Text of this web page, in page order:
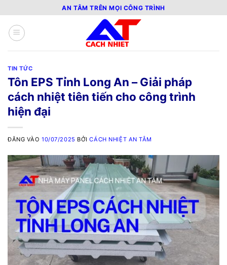
qua
nội
dung
AN TÂM TRÊN MỌI CÔNG TRÌNH
TIN TỨC
Tôn EPS Tỉnh Long An – Giải pháp
cách nhiệt tiên tiến cho công trình
hiện đại
ĐĂNG VÀO10/07/2025 BỞICÁCH NHIỆT AN TÂM